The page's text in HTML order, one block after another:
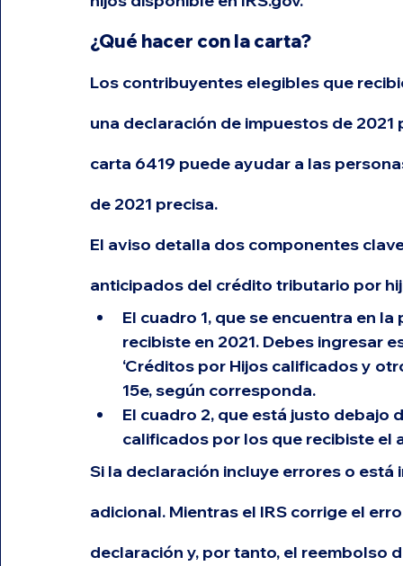
¿Qué hacer con la carta?
Los contribuyentes elegibles que
una declaración de impuestos de
carta 6419 puede ayudar a las
de 2021 precisa.
El aviso detalla dos componentes
anticipados del crédito tributario por
El cuadro 1, que se encuentra en
recibiste en 2021. Debes ingresar
‘Créditos por Hijos calificados y
15e, según corresponda.
El cuadro 2, que está justo debajo
calificados por los que recibiste el
Si la declaración incluye errores o
adicional. Mientras el IRS corrige el
declaración y, por tanto, el reembolso